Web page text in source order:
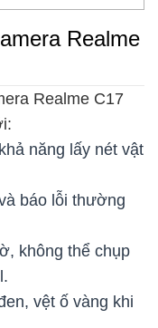
Realme
Realme C17
năng lấy nét vật
báo lỗi thường
không thể chụp
vệt ố vàng khi